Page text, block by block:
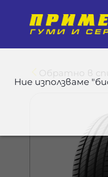
Ние използваме
Обратно в